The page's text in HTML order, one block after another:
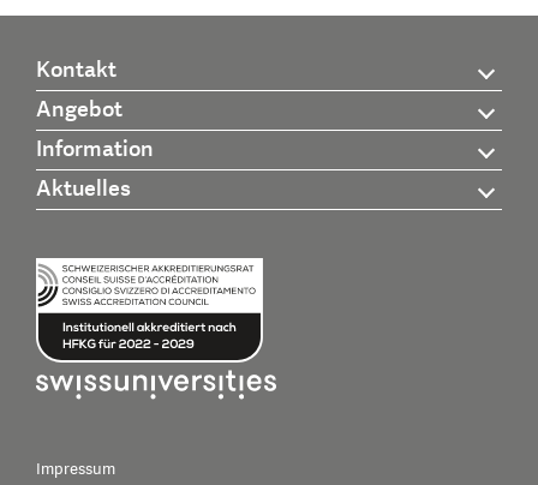
Kontakt
Angebot
Information
Aktuelles
Impressum